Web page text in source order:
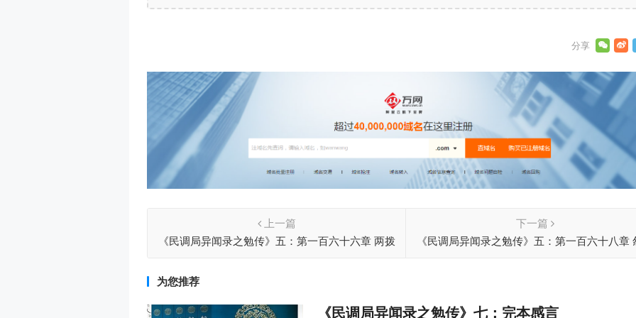
上一篇
《民调局异闻录之勉传》五：第一百六十六章 两拨
下一篇
《民调局异闻录之勉传》五：第一百六十八章
为您推荐
《民调局异闻录之勉传》七：完本感言